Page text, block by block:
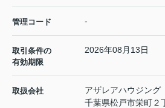
管理コード -
取引条件の
有効期限
2026年08月13日
取扱会社
アザレアハウジング
千葉県松戸市栄町２